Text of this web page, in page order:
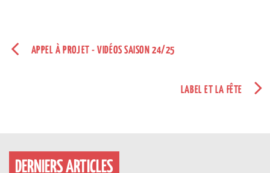
APPEL À PROJET - VIDÉOS SAISON 24/25
LABEL ET LA FÊTE
DERNIERS ARTICLES